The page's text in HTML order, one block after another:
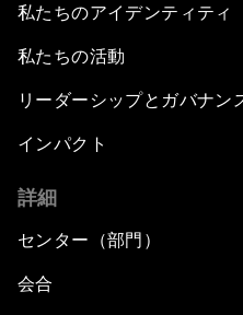
私たちのアイデンティティ
私たちの活動
リーダーシップとガバナン
インパクト
詳細
センター（部門）
会合